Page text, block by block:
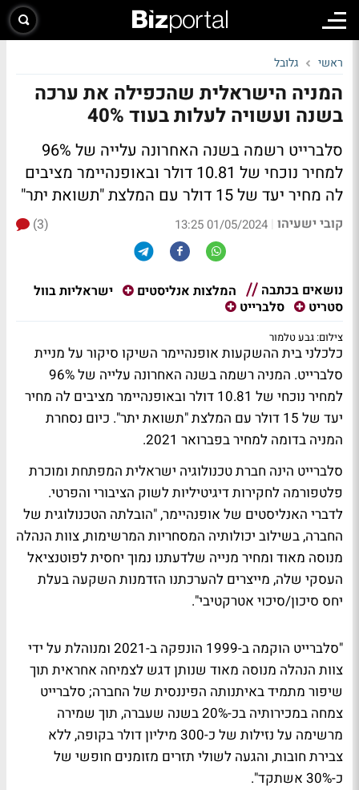
ראשי גלובל
המניה הישראלית שהכפילה את ערכה
בשנה ועשויה לעלות בעוד 40%
סלברייט רשמה בשנה האחרונה עלייה של 96%
למחיר נוכחי של 10.81 דולר ובאופנהיימר מציבים
לה מחיר יעד של 15 דולר עם המלצת "תשואת יתר"
קובי ישעיהו |
01/05/2024 13:25
(3)
נושאים בכתבה המלצות אנליסטים
ישראליות בוול
סטריט
סלברייט
צילום: גבע טלמור
כלכלני בית ההשקעות אופנהיימר השיקו סיקור על מניית
סלברייט. המניה רשמה בשנה האחרונה עלייה של 96%
למחיר נוכחי של 10.81 דולר ובאופנהיימר מציבים לה מחיר
יעד של 15 דולר עם המלצת "תשואת יתר". כיום נסחרת
המניה בדומה למחיר בפברואר 2021.
סלברייט הינה חברת טכנולוגיה ישראלית המפתחת ומוכרת
פלטפורמה לחקירות דיגיטיליות לשוק הציבורי והפרטי. ​
לדברי האנליסטים של אופנהיימר, "הובלתה הטכנולוגית של
החברה, בשילוב יכולותיה המסחריות המרשימות, צוות הנהלה
מנוסה מאוד ומחיר מנייה שלדעתנו נמוך יחסית לפוטנציאל
העסקי שלה, מייצרים להערכתנו הזדמנות השקעה בעלת
יחס סיכון/סיכוי אטרקטיבי".
"סלברייט הוקמה ב-1999 הונפקה ב-2021 ומנוהלת על ידי
צוות הנהלה מנוסה מאוד שנותן דגש לצמיחה אחראית תוך
שיפור מתמיד באיתנותה הפיננסית של החברה; סלברייט
צמחה במכירותיה בכ-20% בשנה שעברה, תוך שמירה
מרשימה על נזילות של כ-300 מיליון דולר בקופה, ללא
צבירת חובות, והגעה לשולי תזרים מזומנים חופשי של
כ-30% אשתקד".